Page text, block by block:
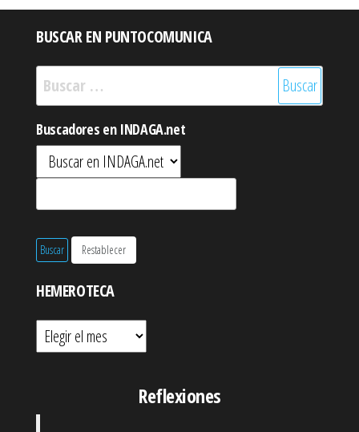
BUSCAR EN PUNTOCOMUNICA
Buscar:
Buscadores en INDAGA.net
HEMEROTECA
Hemeroteca
Reflexiones